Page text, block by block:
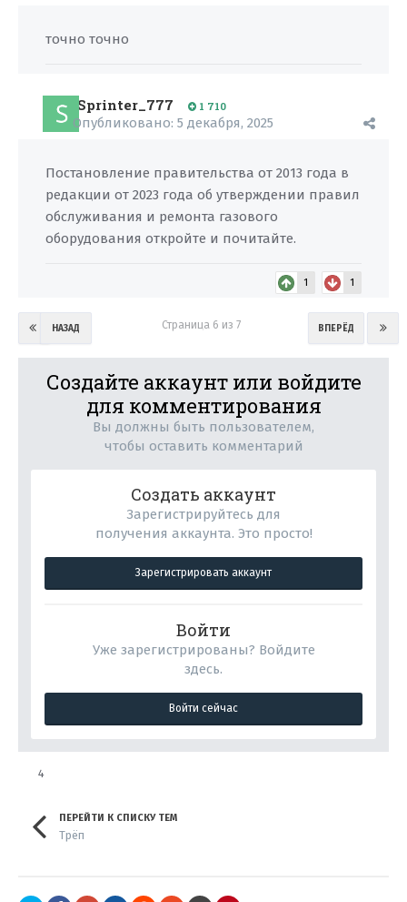
точно точно
Sprinter_777 1 710
Опубликовано: 5 декабря, 2025
Постановление правительства от 2013 года в
редакции от 2023 года об утверждении правил
обслуживания и ремонта газового
оборудования откройте и почитайте.
1 1
НАЗАД ВПЕРЁД
Страница 6 из 7
Создайте аккаунт или войдите
для комментирования
Вы должны быть пользователем,
чтобы оставить комментарий
Создать аккаунт
Зарегистрируйтесь для
получения аккаунта. Это просто!
Зарегистрировать аккаунт
Войти
Уже зарегистрированы? Войдите
здесь.
Войти сейчас
4
ПЕРЕЙТИ К СПИСКУ ТЕМ
Трёп